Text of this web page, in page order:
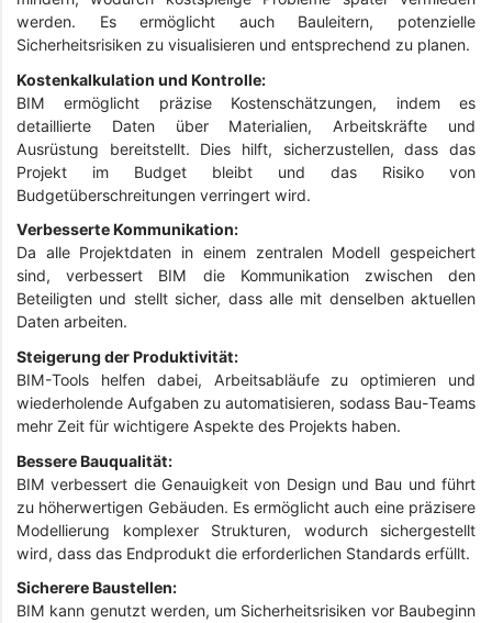
werden. Es ermöglicht auch Bauleitern, potenzielle
Sicherheitsrisiken zu visualisieren und entsprechend zu planen.
Kostenkalkulation und Kontrolle:
BIM ermöglicht präzise Kostenschätzungen, indem es
detaillierte Daten über Materialien, Arbeitskräfte und
Ausrüstung bereitstellt. Dies hilft, sicherzustellen, dass das
Projekt im Budget bleibt und das Risiko von
Budgetüberschreitungen verringert wird.
Verbesserte Kommunikation:
Da alle Projektdaten in einem zentralen Modell gespeichert
sind, verbessert BIM die Kommunikation zwischen den
Beteiligten und stellt sicher, dass alle mit denselben aktuellen
Daten arbeiten.
Steigerung der Produktivität:
BIM-Tools helfen dabei, Arbeitsabläufe zu optimieren und
wiederholende Aufgaben zu automatisieren, sodass Bau-Teams
mehr Zeit für wichtigere Aspekte des Projekts haben.
Bessere Bauqualität:
BIM verbessert die Genauigkeit von Design und Bau und führt
zu höherwertigen Gebäuden. Es ermöglicht auch eine präzisere
Modellierung komplexer Strukturen, wodurch sichergestellt
wird, dass das Endprodukt die erforderlichen Standards erfüllt.
Sicherere Baustellen:
BIM kann genutzt werden, um Sicherheitsrisiken vor Baubeginn